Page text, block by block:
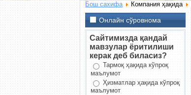
Бош сахифа Компания ҳақида
Онлайн сўровнома
Сайтимизда қандай
мавзулар ёритилиши
керак деб биласиз?
Тармоқ ҳақида кўпроқ
маълумот
Ҳизматлар ҳақида кўпроқ
маълумот